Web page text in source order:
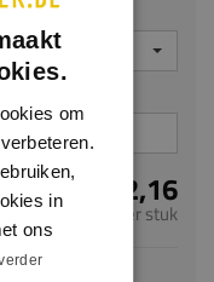
€ 32,16
per stuk
om
in
ons